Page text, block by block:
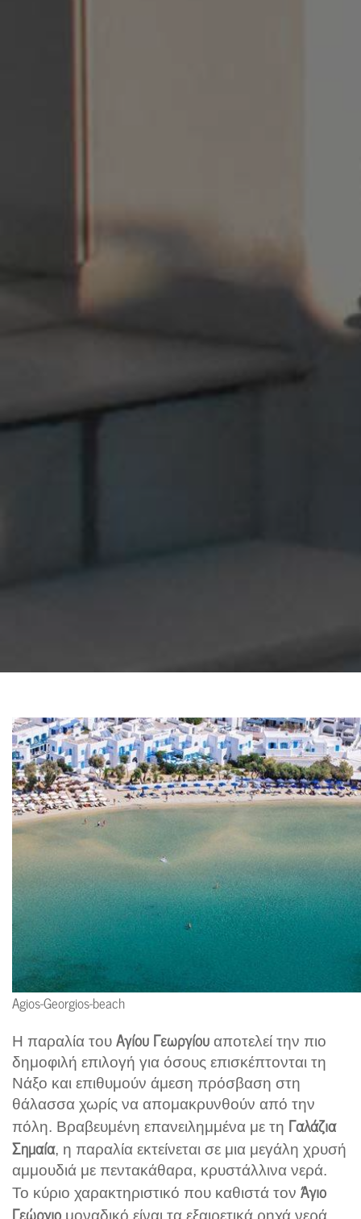
Agios-Georgios-beach
Η παραλία του Αγίου Γεωργίου αποτελεί την πιο
δημοφιλή επιλογή για όσους επισκέπτονται τη
Νάξο και επιθυμούν άμεση πρόσβαση στη
θάλασσα χωρίς να απομακρυνθούν από την
πόλη. Βραβευμένη επανειλημμένα με τη Γαλάζια
Σημαία, η παραλία εκτείνεται σε μια μεγάλη χρυσή
αμμουδιά με πεντακάθαρα, κρυστάλλινα νερά.
Το κύριο χαρακτηριστικό που καθιστά τον Άγιο